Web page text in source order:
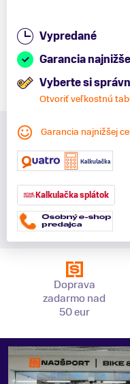
Vypredané
Garancia
Vyberte si
Otvoriť veľkostnú
Garancia najnižšej
Kalkulačka splátok
Doprava
zadarmo nad
50 eur